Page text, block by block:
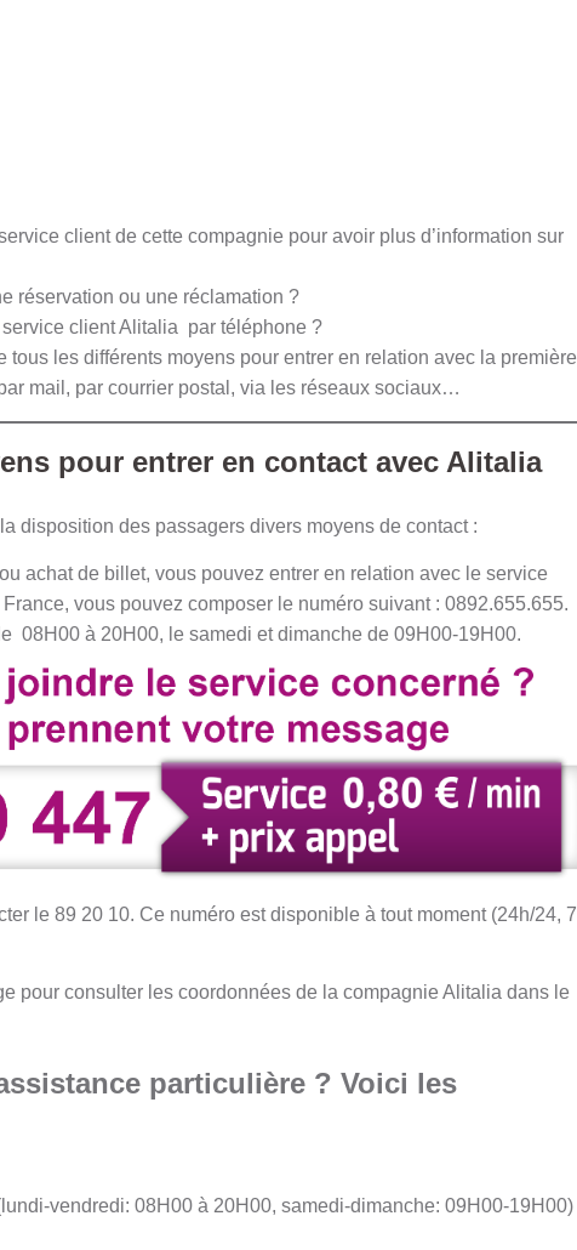
client de cette compagnie pour avoir plus d’information sur
réservation ou une réclamation ?
client Alitalia par téléphone ?
les différents moyens pour entrer en relation avec la première
mail, par courrier postal, via les réseaux sociaux…
pour entrer en contact avec Alitalia
disposition des passagers divers moyens de contact :
achat de billet, vous pouvez entrer en relation avec le service
vous pouvez composer le numéro suivant : 0892.655.655.
08H00 à 20H00, le samedi et dimanche de 09H00-19H00.
le 89 20 10. Ce numéro est disponible à tout moment (24h/24, 7
pour consulter les coordonnées de la compagnie Alitalia dans le
particulière ? Voici les
vendredi: 08H00 à 20H00, samedi-dimanche: 09H00-19H00)